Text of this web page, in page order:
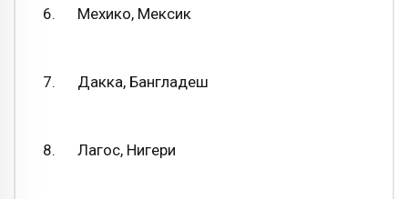
6. Мехико, Мексик
7. Дакка, Бангладеш
8. Лагос, Нигери